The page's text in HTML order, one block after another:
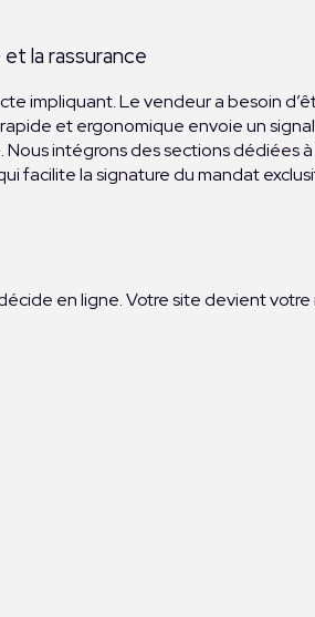
la rassurance
impliquant. Le vendeur a besoin
et ergonomique envoie un
intégrons des sections dédiées
facilite la signature du mandat
en ligne. Votre site devient